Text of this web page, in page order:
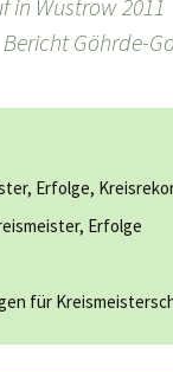
in Wustrow 2011
Bericht Göhrde-
Erfolge,
Erfolge
für